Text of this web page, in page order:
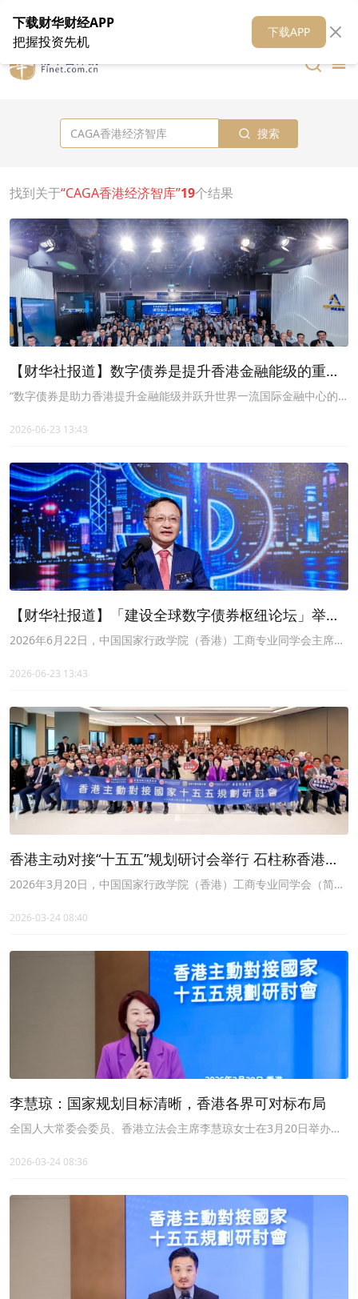
在线客服 关于我们 财华媒体矩阵 财华智库
搜索
找到关于“CAGA香港经济智库”19个结果
【财华社报道】数字债券是提升香港金融能级的重要
抓手
“数字债券是助力香港提升金融能级并跃升世界一流国际金融中心的
席、香港经济智库（HKEC)主席石柱2026年6月22日表示。
2026-06-23 13:43
【财华社报道】「建设全球数字债券枢纽论坛」举行
石柱：数字债券是提升香港金融能级的重要增量
2026年6月22日，中国国家行政学院（香港）工商专业同学会主席、
字债券枢纽”论坛上的致辞。
2026-06-23 13:43
香港主动对接“十五五”规划研讨会举行 石柱称香港应
成为国家战略的关键支撑
2026年3月20日，中国国家行政学院（香港）工商专业同学会（简称
务员总工会、香港特区政府公务人员联会、香港经济智库（简称
2026-03-24 08:40
李慧琼：国家规划目标清晰，香港各界可对标布局
全国人大常委会委员、香港立法会主席李慧琼女士在3月20日举办
且配套具体，109项重大项目明确了新型产业、前沿科技等发展方
2026-03-24 08:36
下载财华财经APP
把握投资先机
下载APP